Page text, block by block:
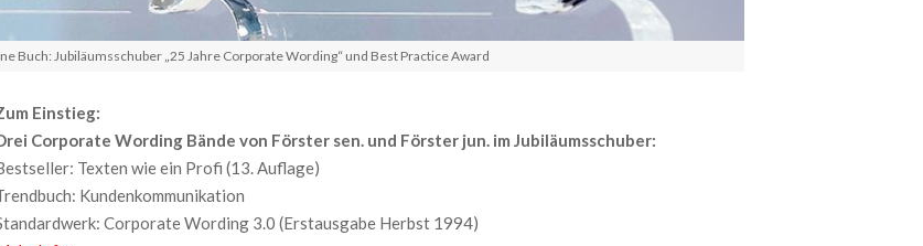
Buch: Jubiläumsschuber „25 Jahre Corporate Wording“ und Best Practice Award
Einstieg:
Corporate Wording Bände von Förster sen. und Förster jun. im Jubiläumsschuber:
Texten wie ein Profi (13. Auflage)
Kundenkommunikation
Corporate Wording 3.0 (Erstausgabe Herbst 1994)